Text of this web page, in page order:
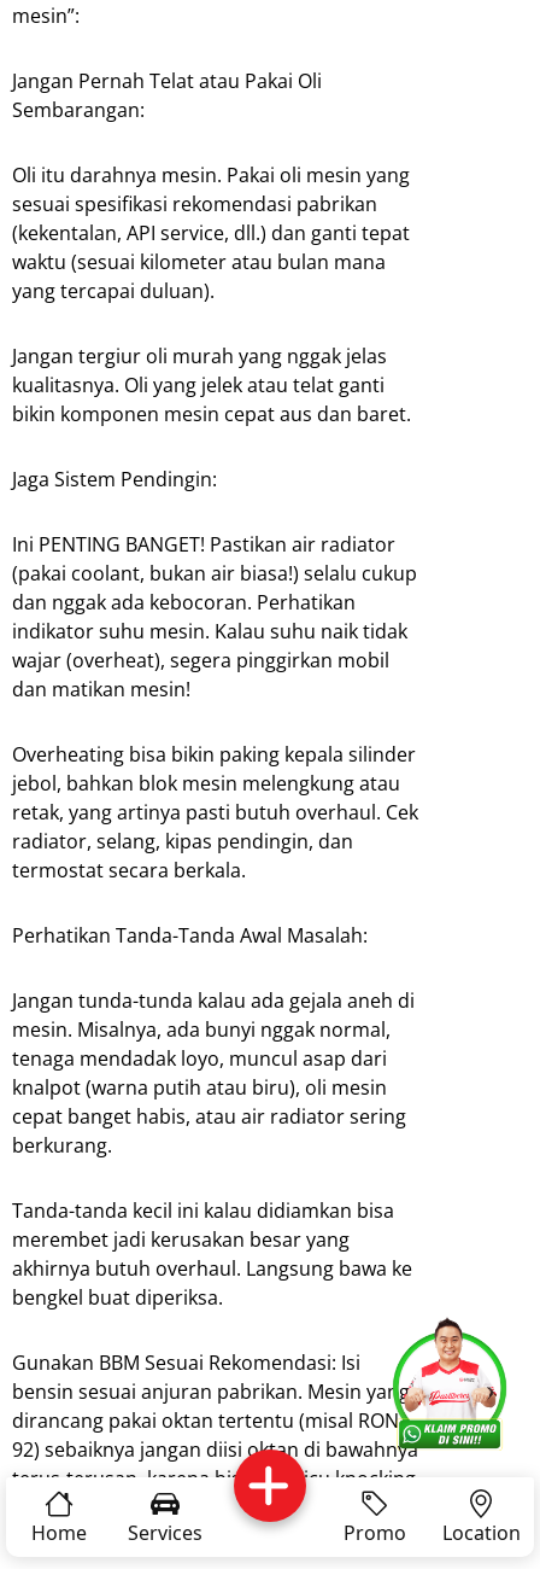
Services Promo Location About Us
Complain Reservasi Article
Home Services Promo Location
mesin”:
Jangan Pernah Telat atau Pakai Oli
Sembarangan:
Oli itu darahnya mesin. Pakai oli mesin yang
sesuai spesifikasi rekomendasi pabrikan
(kekentalan, API service, dll.) dan ganti tepat
waktu (sesuai kilometer atau bulan mana
yang tercapai duluan).
Jangan tergiur oli murah yang nggak jelas
kualitasnya. Oli yang jelek atau telat ganti
bikin komponen mesin cepat aus dan baret.
Jaga Sistem Pendingin:
Ini PENTING BANGET! Pastikan air radiator
(pakai coolant, bukan air biasa!) selalu cukup
dan nggak ada kebocoran. Perhatikan
indikator suhu mesin. Kalau suhu naik tidak
wajar (overheat), segera pinggirkan mobil
dan matikan mesin!
Overheating bisa bikin paking kepala silinder
jebol, bahkan blok mesin melengkung atau
retak, yang artinya pasti butuh overhaul. Cek
radiator, selang, kipas pendingin, dan
termostat secara berkala.
Perhatikan Tanda-Tanda Awal Masalah:
Jangan tunda-tunda kalau ada gejala aneh di
mesin. Misalnya, ada bunyi nggak normal,
tenaga mendadak loyo, muncul asap dari
knalpot (warna putih atau biru), oli mesin
cepat banget habis, atau air radiator sering
berkurang.
Tanda-tanda kecil ini kalau didiamkan bisa
merembet jadi kerusakan besar yang
akhirnya butuh overhaul. Langsung bawa ke
bengkel buat diperiksa.
Gunakan BBM Sesuai Rekomendasi: Isi
bensin sesuai anjuran pabrikan. Mesin yang
dirancang pakai oktan tertentu (misal RON
92) sebaiknya jangan diisi oktan di bawahnya
terus-terusan, karena bisa memicu knocking
yang merusak komponen internal jangka
panjang.